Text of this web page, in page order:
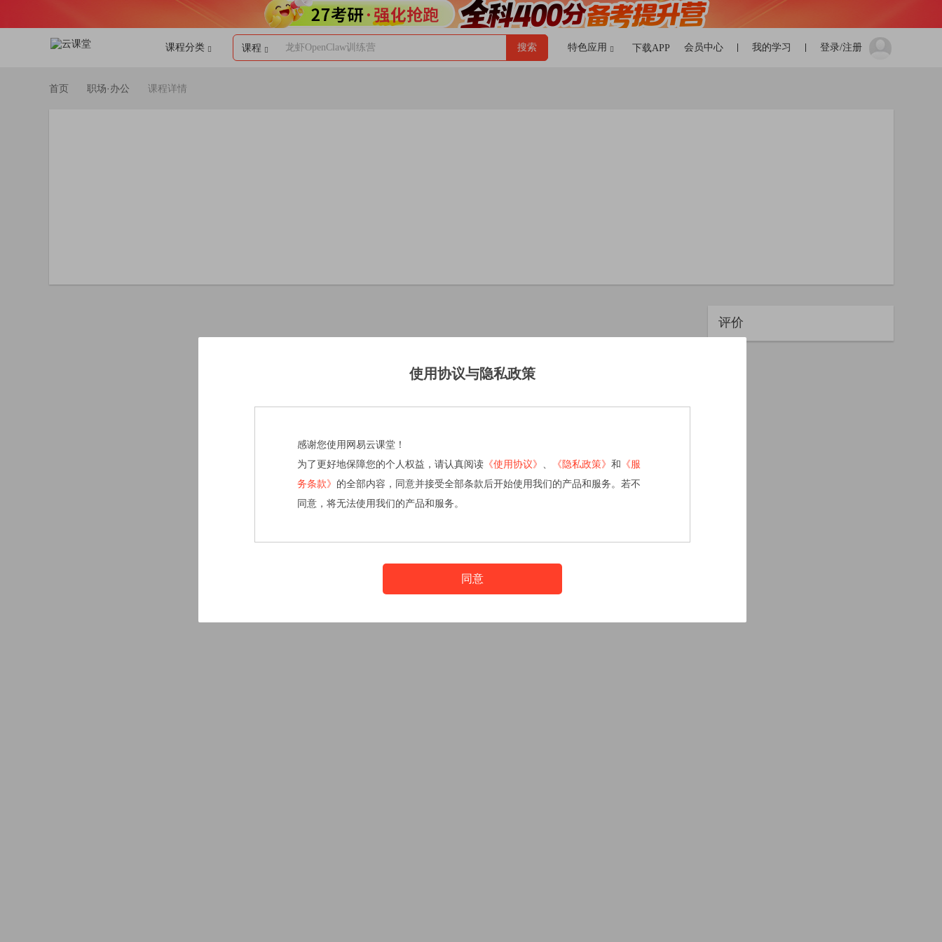
课程分类 课程 龙虾OpenClaw训练营 搜索 特色应用 下载APP 登录/注册
我的学习
会员中心
首页 职场·办公 课程详情
评价
使用协议与隐私政策
感谢您使用网易云课堂！
为了更好地保障您的个人权益，请认真阅读 《使用协议》 《隐私政策》 和 《服
务条款》 的全部内容，同意并接受全部条款后开始使用我们的产品和服务。若不
同意，将无法使用我们的产品和服务。
同意